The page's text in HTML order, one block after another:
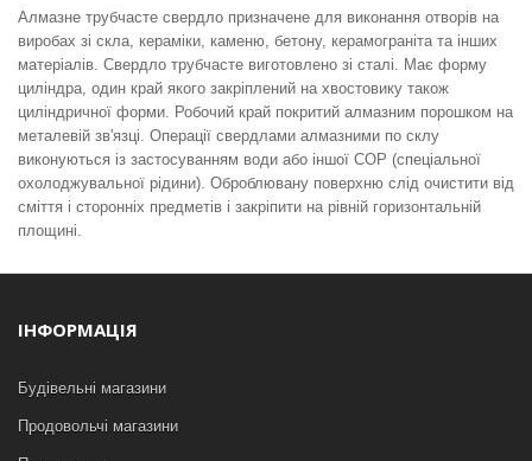
Алмазне трубчасте свердло призначене для виконання отворів на
виробах зі скла, кераміки, каменю, бетону, керамограніта та інших
матеріалів. Свердло трубчасте виготовлено зі сталі. Має форму
циліндра, один край якого закріплений на хвостовику також
циліндричної форми. Робочий край покритий алмазним порошком на
металевій зв'язці. Операції свердлами алмазними по склу
виконуються із застосуванням води або іншої СОР (спеціальної
охолоджувальної рідини). Оброблювану поверхню слід очистити від
сміття і сторонніх предметів і закріпити на рівній горизонтальній
площині.
ІНФОРМАЦІЯ
Будівельні магазини
Продовольчі магазини